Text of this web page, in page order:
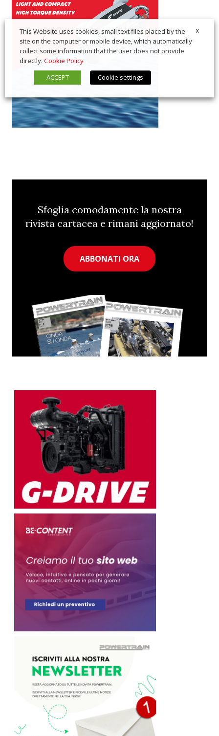
Sfoglia comodamente la nostra
rivista cartacea e rimani aggiornato!
ABBONATI ORA
X
This Website uses cookies, small text files placed by the
site on the computer or mobile device, which automatically
collect some information that the user does not provide
directly. Cookie Policy
ACCEPT
Cookie settings